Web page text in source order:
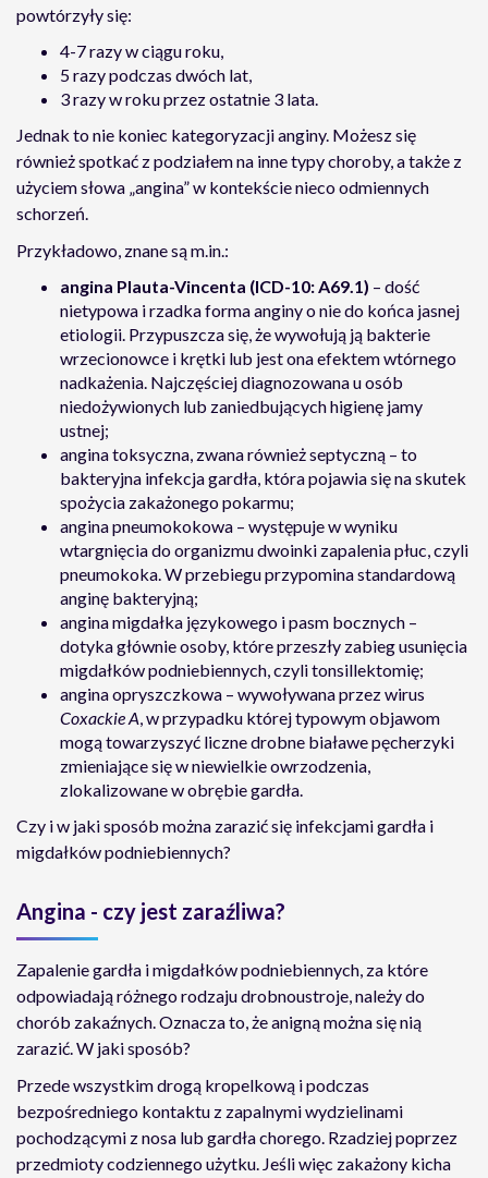
powtórzyły się:
4-7 razy w ciągu roku,
5 razy podczas dwóch lat,
3 razy w roku przez ostatnie 3 lata.
Jednak to nie koniec kategoryzacji anginy. Możesz się
również spotkać z podziałem na inne typy choroby, a także z
użyciem słowa „angina” w kontekście nieco odmiennych
schorzeń.
Przykładowo, znane są m.in.:
angina Plauta-Vincenta (ICD-10: A69.1) – dość
nietypowa i rzadka forma anginy o nie do końca jasnej
etiologii. Przypuszcza się, że wywołują ją bakterie
wrzecionowce i krętki lub jest ona efektem wtórnego
nadkażenia. Najczęściej diagnozowana u osób
niedożywionych lub zaniedbujących higienę jamy
ustnej;
angina toksyczna, zwana również septyczną – to
bakteryjna infekcja gardła, która pojawia się na skutek
spożycia zakażonego pokarmu;
angina pneumokokowa – występuje w wyniku
wtargnięcia do organizmu dwoinki zapalenia płuc, czyli
pneumokoka. W przebiegu przypomina standardową
anginę bakteryjną;
angina migdałka językowego i pasm bocznych –
dotyka głównie osoby, które przeszły zabieg usunięcia
migdałków podniebiennych, czyli tonsillektomię;
angina opryszczkowa – wywoływana przez wirus
Coxackie A, w przypadku której typowym objawom
mogą towarzyszyć liczne drobne białawe pęcherzyki
zmieniające się w niewielkie owrzodzenia,
zlokalizowane w obrębie gardła.
Czy i w jaki sposób można zarazić się infekcjami gardła i
migdałków podniebiennych?
Angina - czy jest zaraźliwa?
Zapalenie gardła i migdałków podniebiennych, za które
odpowiadają różnego rodzaju drobnoustroje, należy do
chorób zakaźnych. Oznacza to, że anigną można się nią
zarazić. W jaki sposób?
Przede wszystkim drogą kropelkową i podczas
bezpośredniego kontaktu z zapalnymi wydzielinami
pochodzącymi z nosa lub gardła chorego. Rzadziej poprzez
przedmioty codziennego użytku. Jeśli więc zakażony kicha